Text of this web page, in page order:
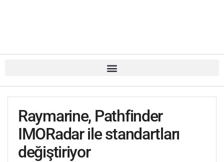
Raymarine, Pathfinder
IMORadar ile standartları
değiştiriyor